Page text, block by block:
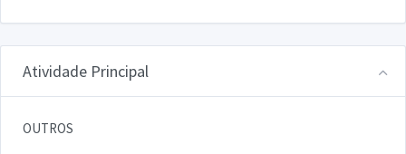
Atividade Principal
OUTROS